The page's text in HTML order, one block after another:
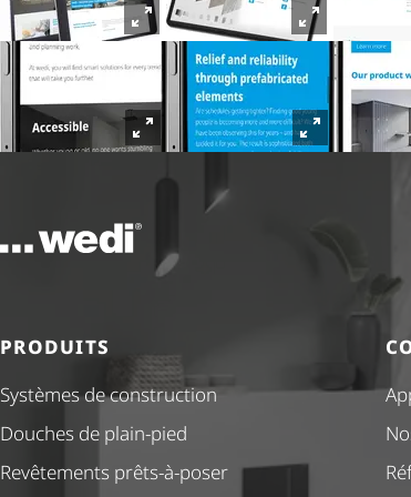
Vers la page d'accueil
PRODUITS
Systèmes de construction
Douches de plain-pied
Revêtements prêts-à-poser